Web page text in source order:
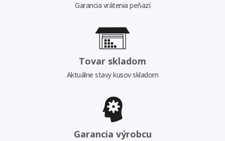
Garancia vrátenia peňazí
Tovar skladom
Aktuálne stavy kusov skladom
Garancia výrobcu